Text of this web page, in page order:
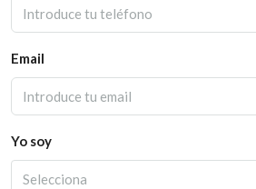
Email
Yo soy
Selecciona